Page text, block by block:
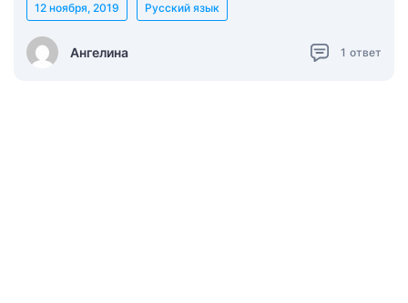
Ангелина
12 ноября, 2019 Русский язык
1 ответ